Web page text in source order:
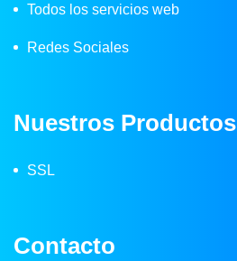
Todos los servicios web
Redes Sociales
Nuestros Productos
SSL
Contacto